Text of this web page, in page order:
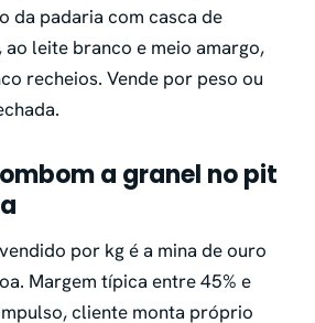
da padaria com casca de
leite branco e meio amargo,
recheios. Vende por peso ou
a granel no pit
por kg é a mina de ouro
Margem típica entre 45% e
cliente monta próprio